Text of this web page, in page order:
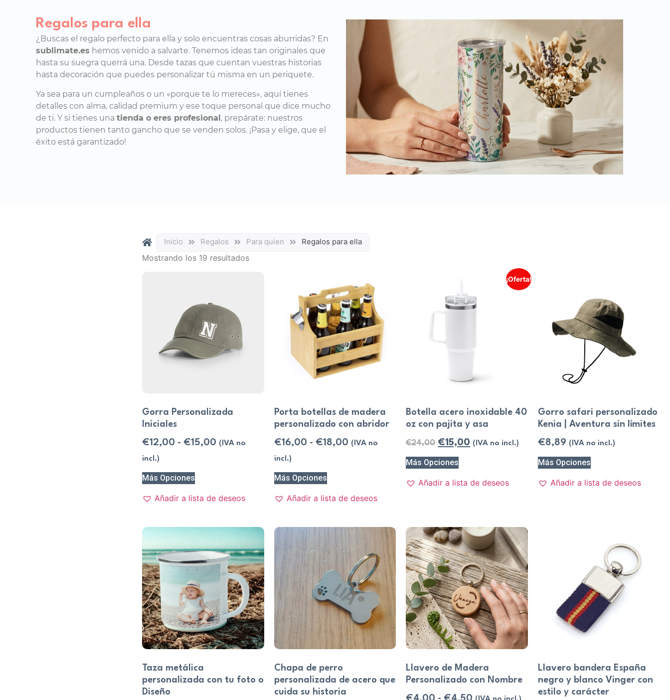
Regalos para ella
¿Buscas el regalo perfecto para ella y solo encuentras cosas aburridas? En
sublimate.es hemos venido a salvarte. Tenemos ideas tan originales que
hasta su suegra querrá una. Desde tazas que cuentan vuestras historias
hasta decoración que puedes personalizar tú misma en un periquete.
Ya sea para un cumpleaños o un «porque te lo mereces», aquí tienes
detalles con alma, calidad premium y ese toque personal que dice mucho
de ti. Y si tienes una tienda o eres profesional, prepárate: nuestros
productos tienen tanto gancho que se venden solos. ¡Pasa y elige, que el
éxito está garantizado!
Inicio Regalos Para quien Regalos para ella
Mostrando los 19 resultados
Gorra Personalizada
Iniciales
€12,00 - €15,00 (IVA no
incl.)
Más Opciones
Añadir a lista de deseos
Porta botellas de madera
personalizado con abridor
€16,00 - €18,00 (IVA no
incl.)
Más Opciones
Añadir a lista de deseos
¡Oferta!
Botella acero inoxidable 40
oz con pajita y asa
€24,00 €15,00 (IVA no incl.)
Más Opciones
Añadir a lista de deseos
Gorro safari personalizado
Kenia | Aventura sin límites
€8,89 (IVA no incl.)
Más Opciones
Añadir a lista de deseos
Taza metálica
personalizada con tu foto o
Diseño
Chapa de perro
personalizada de acero que
cuida su historia
Llavero de Madera
Personalizado con Nombre
Llavero bandera España
negro y blanco Vinger con
estilo y carácter